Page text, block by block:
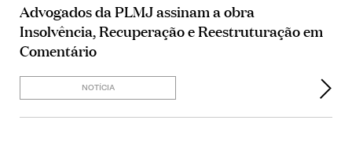
Advogados da PLMJ assinam a obra
Insolvência, Recuperação e Reestruturação em
Comentário
NOTÍCIA